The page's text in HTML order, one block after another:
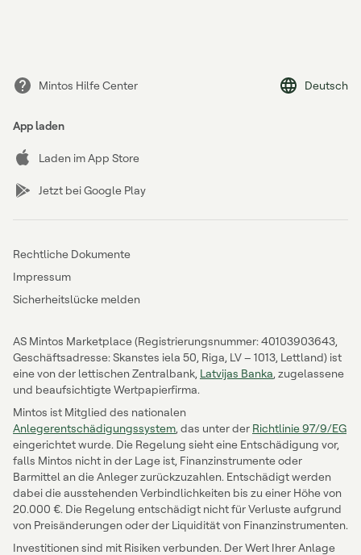
Mintos Hilfe Center Deutsch
App laden
Laden im App Store
Jetzt bei Google Play
Rechtliche Dokumente
Impressum
Sicherheitslücke melden
AS Mintos Marketplace (Registrierungsnummer: 40103903643,
Geschäftsadresse: Skanstes iela 50, Riga, LV – 1013, Lettland) ist
eine von der lettischen Zentralbank, Latvijas Banka, zugelassene
und beaufsichtigte Wertpapierfirma.
Mintos ist Mitglied des nationalen
Anlegerentschädigungssystem, das unter der Richtlinie 97/9/EG
eingerichtet wurde. Die Regelung sieht eine Entschädigung vor,
falls Mintos nicht in der Lage ist, Finanzinstrumente oder
Barmittel an die Anleger zurückzuzahlen. Entschädigt werden
dabei die ausstehenden Verbindlichkeiten bis zu einer Höhe von
20.000 €. Die Regelung entschädigt nicht für Verluste aufgrund
von Preisänderungen oder der Liquidität von Finanzinstrumenten.
Investitionen sind mit Risiken verbunden. Der Wert Ihrer Anlage